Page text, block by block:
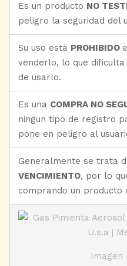
Es un producto NO
peligro la seguridad del
Su uso está PROHIBIDO
venderlo, lo que
de usarlo.
Es una COMPRA NO
ningun tipo de registro
pone en peligro al
Generalmente se trata
VENCIMIENTO, por lo
comprando un producto
Imagen